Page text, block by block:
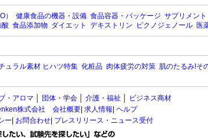
） 健康食品の機器・設備 食品容器・パッケージ サプリメント
酸 食品添加物 ダイエット デキストリン ピクノジェノール 医
ュラル素材 ヒハツ特集 化粧品 肉体疲労の対策 肌のたるみ!そ
・アロマ 団体・学会 介護・福祉
ビジネス商材
株式会社 会社概要| 求人情報 ヘルプ
ー お問合わせ プレスリリース・ニュース受付